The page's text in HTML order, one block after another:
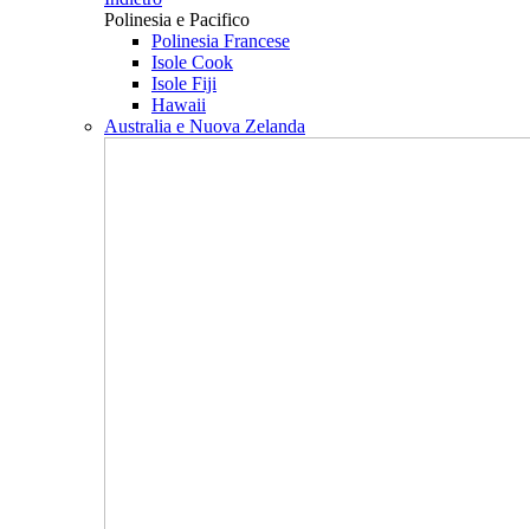
Polinesia e Pacifico
Polinesia Francese
Isole Cook
Isole Fiji
Hawaii
Australia e Nuova Zelanda